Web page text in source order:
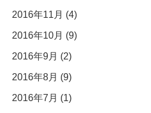
2016年11月 (4)
2016年10月 (9)
2016年9月 (2)
2016年8月 (9)
2016年7月 (1)